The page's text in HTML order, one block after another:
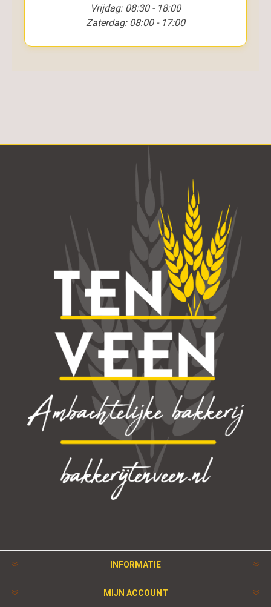
Vrijdag: 08:30 - 18:00
Zaterdag: 08:00 - 17:00
INFORMATIE
MIJN ACCOUNT